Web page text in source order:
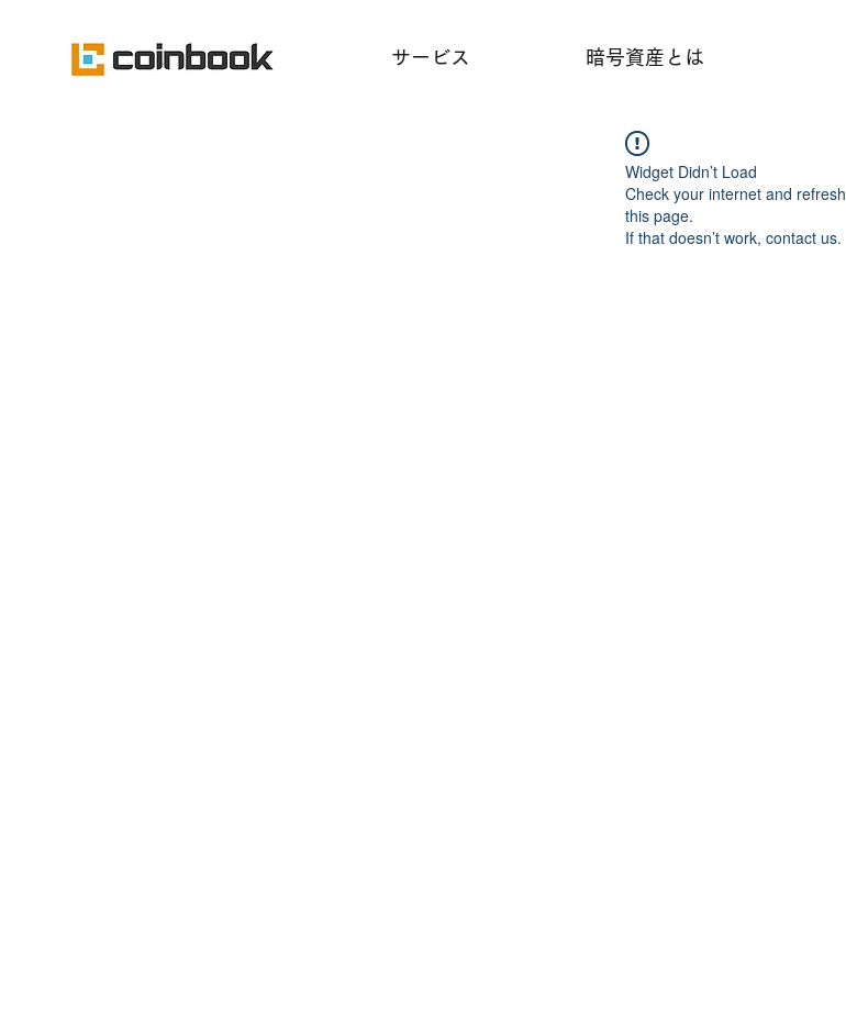
​サービス 暗号資産とは
Widget Didn’t Load
Check your internet and refresh
this page.
If that doesn’t work, contact us.